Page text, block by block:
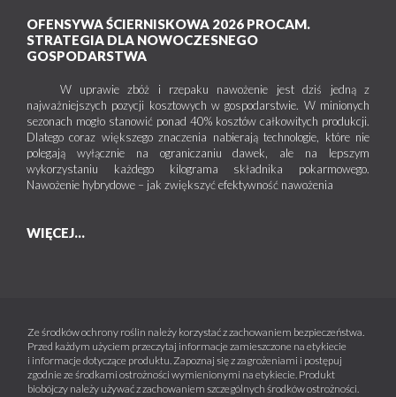
OFENSYWA ŚCIERNISKOWA 2026 PROCAM.
STRATEGIA DLA NOWOCZESNEGO
GOSPODARSTWA
W uprawie zbóż i rzepaku nawożenie jest dziś jedną z
najważniejszych pozycji kosztowych w gospodarstwie. W minionych
sezonach mogło stanowić ponad 40% kosztów całkowitych produkcji.
Dlatego coraz większego znaczenia nabierają technologie, które nie
polegają wyłącznie na ograniczaniu dawek, ale na lepszym
wykorzystaniu każdego kilograma składnika pokarmowego.
Nawożenie hybrydowe – jak zwiększyć efektywność nawożenia
WIĘCEJ...
Ze środków ochrony roślin należy korzystać z zachowaniem bezpieczeństwa.
Przed każdym użyciem przeczytaj informacje zamieszczone na etykiecie
i informacje dotyczące produktu. Zapoznaj się z zagrożeniami i postępuj
zgodnie ze środkami ostrożności wymienionymi na etykiecie. Produkt
biobójczy należy używać z zachowaniem szczególnych środków ostrożności.